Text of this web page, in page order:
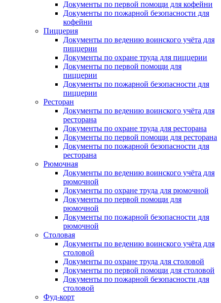
Документы по первой помощи для кофейни
Документы по пожарной безопасности для
кофейни
Пиццерия
Документы по ведению воинского учёта для
пиццерии
Документы по охране труда для пиццерии
Документы по первой помощи для
пиццерии
Документы по пожарной безопасности для
пиццерии
Ресторан
Документы по ведению воинского учёта для
ресторана
Документы по охране труда для ресторана
Документы по первой помощи для ресторана
Документы по пожарной безопасности для
ресторана
Рюмочная
Документы по ведению воинского учёта для
рюмочной
Документы по охране труда для рюмочной
Документы по первой помощи для
рюмочной
Документы по пожарной безопасности для
рюмочной
Столовая
Документы по ведению воинского учёта для
столовой
Документы по охране труда для столовой
Документы по первой помощи для столовой
Документы по пожарной безопасности для
столовой
Фуд-корт